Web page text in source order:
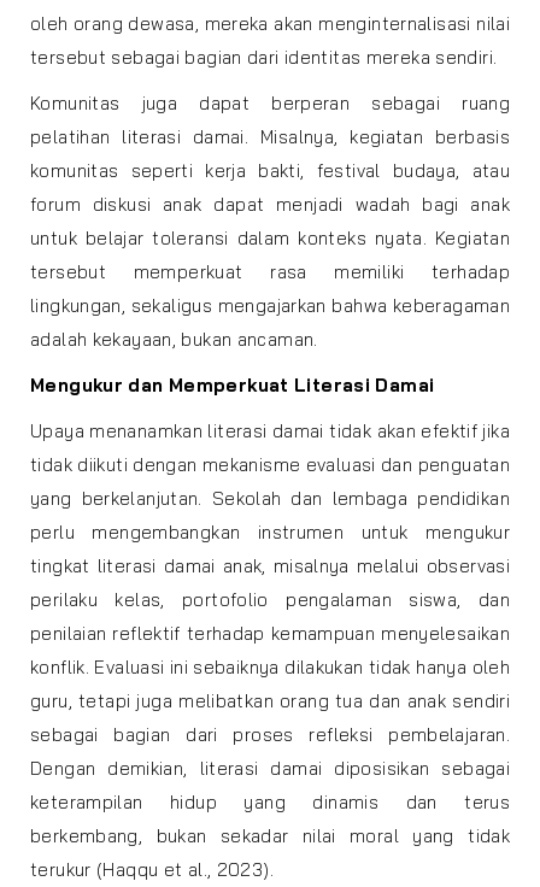
oleh orang dewasa, mereka akan menginternalisasi nilai
tersebut sebagai bagian dari identitas mereka sendiri.
Komunitas juga dapat berperan sebagai ruang
pelatihan literasi damai. Misalnya, kegiatan berbasis
komunitas seperti kerja bakti, festival budaya, atau
forum diskusi anak dapat menjadi wadah bagi anak
untuk belajar toleransi dalam konteks nyata. Kegiatan
tersebut memperkuat rasa memiliki terhadap
lingkungan, sekaligus mengajarkan bahwa keberagaman
adalah kekayaan, bukan ancaman.
Mengukur dan Memperkuat Literasi Damai
Upaya menanamkan literasi damai tidak akan efektif jika
tidak diikuti dengan mekanisme evaluasi dan penguatan
yang berkelanjutan. Sekolah dan lembaga pendidikan
perlu mengembangkan instrumen untuk mengukur
tingkat literasi damai anak, misalnya melalui observasi
perilaku kelas, portofolio pengalaman siswa, dan
penilaian reflektif terhadap kemampuan menyelesaikan
konflik. Evaluasi ini sebaiknya dilakukan tidak hanya oleh
guru, tetapi juga melibatkan orang tua dan anak sendiri
sebagai bagian dari proses refleksi pembelajaran.
Dengan demikian, literasi damai diposisikan sebagai
keterampilan hidup yang dinamis dan terus
berkembang, bukan sekadar nilai moral yang tidak
terukur (Haqqu et al., 2023).